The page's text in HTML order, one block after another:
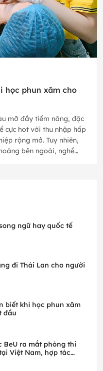
học phun xăm cho
mỡ đầy tiềm năng, đặc
cực hot với thu nhập hấp
rộng mở. Tuy nhiên,
bên ngoài, nghề
ngữ hay quốc tế
đi Thái Lan cho người
biết khi học phun xăm
đầu
BeU ra mắt phòng thi
Việt Nam, hợp tác